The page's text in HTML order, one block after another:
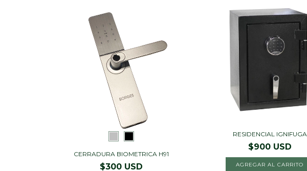
CERRADURA BIOMETRICA H91
$300 USD
RESIDENCIAL IGNIFUGA
$900 USD
AGREGAR AL CARRITO